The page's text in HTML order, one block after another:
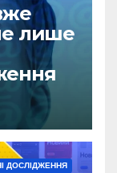
лише
ДОСЛІДЖЕННЯ